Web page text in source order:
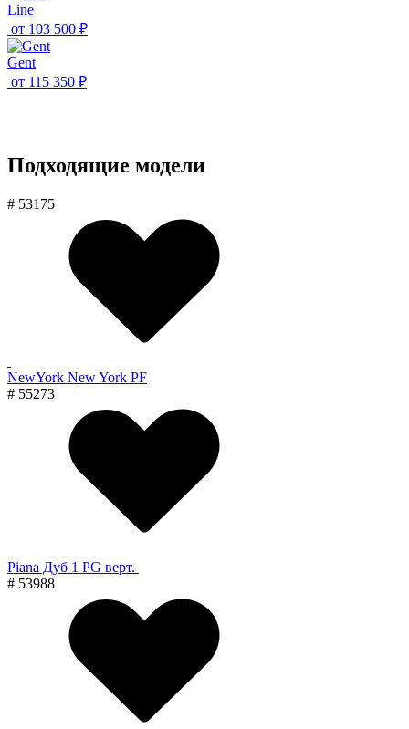
Line
от 103 500 ₽
Gent
от 115 350 ₽
Подходящие модели
# 53175
NewYork New York PF
# 55273
Piana Дуб 1 PG верт.
# 53988